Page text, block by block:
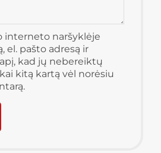
interneto naršyklėje
el. pašto adresą ir
kad jų nebereiktų
kitą kartą vėl norėsiu